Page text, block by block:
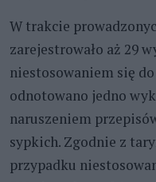
W trakcie
zarejestrowało aż 29
niestosowaniem się
odnotowano jedno
naruszeniem
sypkich. Zgodnie z
przypadku